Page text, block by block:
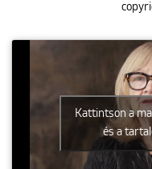
Kattintson a
és a